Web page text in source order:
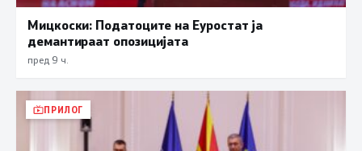
Мицкоски: Податоците на Еуростат ја
демантираат опозицијата
пред 9 ч.
ПРИЛОГ